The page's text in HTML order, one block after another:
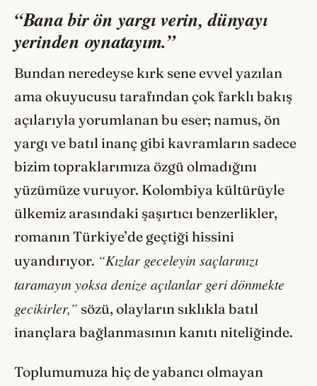
“Bana bir ön yargı verin, dünyayı
yerinden oynatayım.”
Bundan neredeyse kırk sene evvel yazılan
ama okuyucusu tarafından çok farklı bakış
açılarıyla yorumlanan bu eser; namus, ön
yargı ve batıl inanç gibi kavramların sadece
bizim topraklarımıza özgü olmadığını
yüzümüze vuruyor. Kolombiya kültürüyle
ülkemiz arasındaki şaşırtıcı benzerlikler,
romanın Türkiye’de geçtiği hissini
uyandırıyor. “Kızlar geceleyin saçlarınızı
taramayın yoksa denize açılanlar geri dönmekte
gecikirler,” sözü, olayların sıklıkla batıl
inançlara bağlanmasının kanıtı niteliğinde.
Toplumumuza hiç de yabancı olmayan